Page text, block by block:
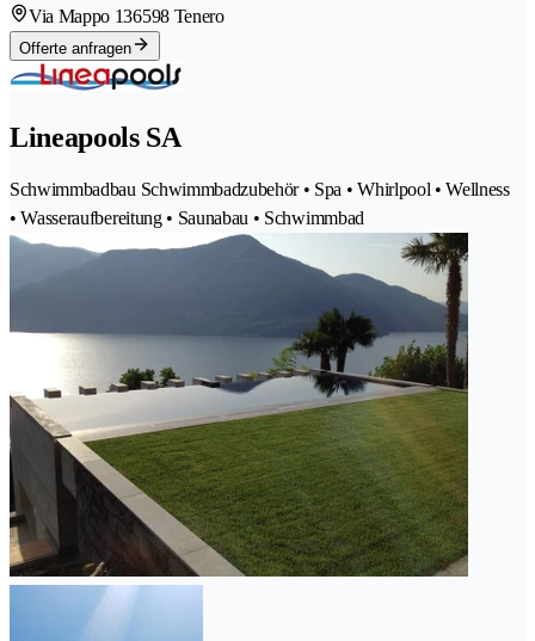
Via Mappo 136598 Tenero
Offerte anfragen
Lineapools SA
Schwimmbadbau Schwimmbadzubehör • Spa • Whirlpool • Wellness
• Wasseraufbereitung • Saunabau • Schwimmbad